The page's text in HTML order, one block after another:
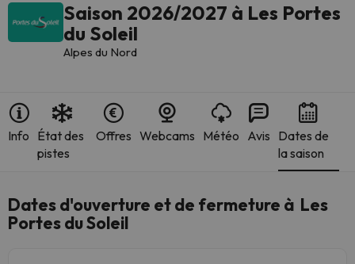
Saison 2026/2027 à Les Portes
du Soleil
Alpes du Nord
Info État des
pistes
Offres Webcams Météo Avis Dates de
la saison
Dates d'ouverture et de fermeture à Les
Portes du Soleil